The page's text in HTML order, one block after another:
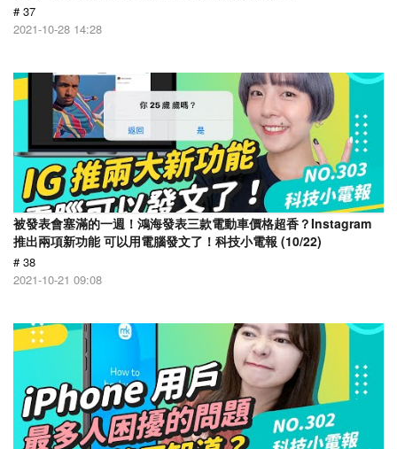
# 37
2021-10-28 14:28
被發表會塞滿的一週！鴻海發表三款電動車價格超香？Instagram
推出兩項新功能 可以用電腦發文了！科技小電報 (10/22)
# 38
2021-10-21 09:08